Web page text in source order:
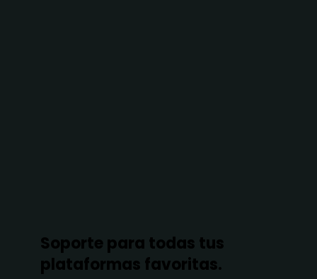
Soporte para todas tus
plataformas favoritas.